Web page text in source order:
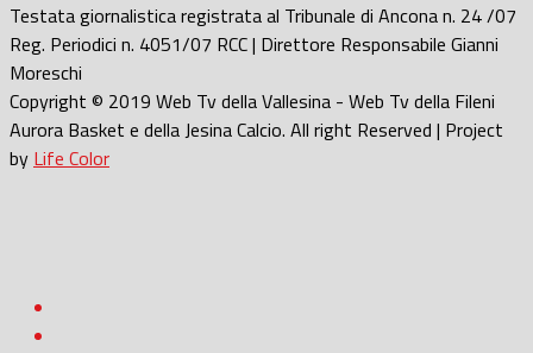
Testata giornalistica registrata al Tribunale di Ancona n. 24 /07
Reg. Periodici n. 4051/07 RCC | Direttore Responsabile Gianni
Moreschi
Copyright © 2019 Web Tv della Vallesina - Web Tv della Fileni
Aurora Basket e della Jesina Calcio. All right Reserved | Project
by Life Color